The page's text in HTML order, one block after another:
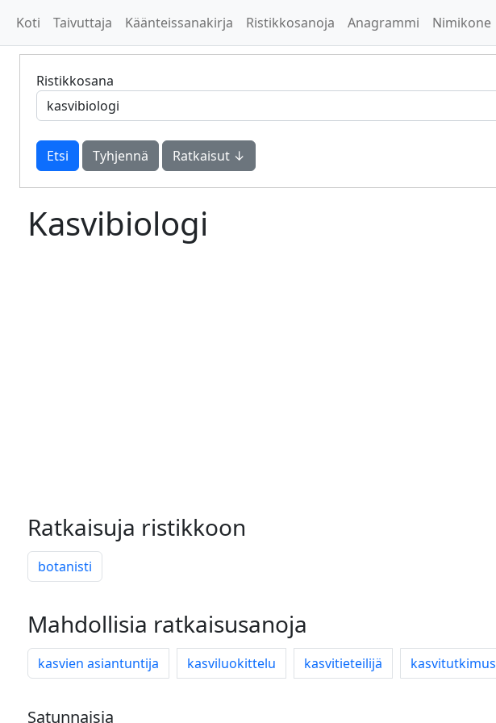
Koti Taivuttaja Käänteissanakirja Ristikkosanoja Anagrammi Nimikone
Ristikkosana
Tyhjennä Ratkaisut ↓
Kasvibiologi
Ratkaisuja ristikkoon
botanisti
Mahdollisia ratkaisusanoja
kasvien asiantuntija kasviluokittelu kasvitieteilijä kasvitutkimus
Satunnaisia